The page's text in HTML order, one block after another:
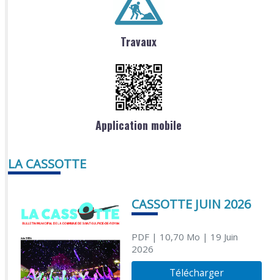
Travaux
Application mobile
LA CASSOTTE
CASSOTTE JUIN 2026
PDF| 10,70 Mo | 19 Juin
2026
Télécharger